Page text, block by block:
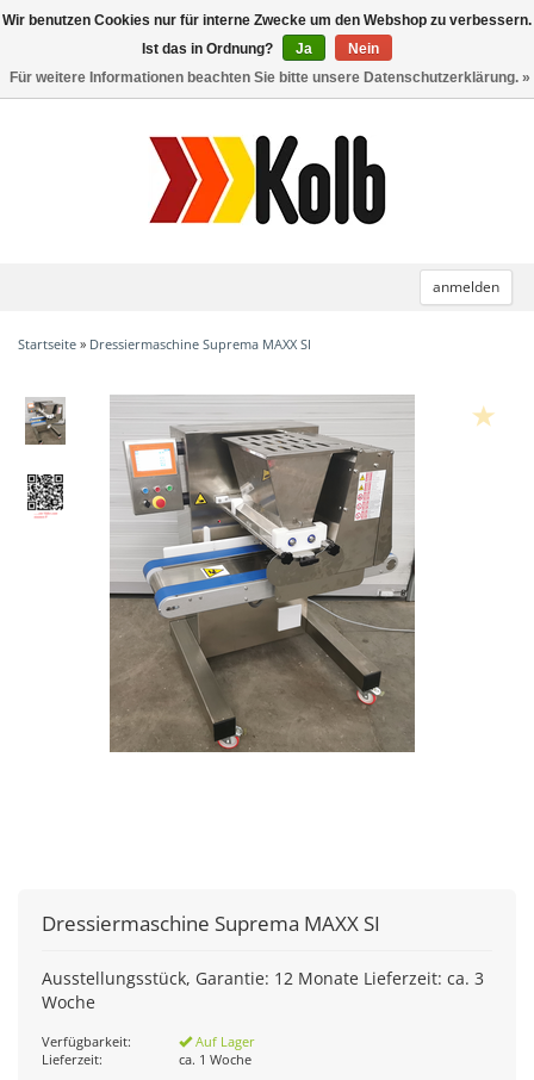
anmelden
Toggle
Startseite » Dressiermaschine Suprema MAXX SI
Dressiermaschine Suprema MAXX SI
Ausstellungsstück, Garantie: 12 Monate Lieferzeit: ca. 3
Woche
Verfügbarkeit:
Auf Lager
Lieferzeit:
ca. 1 Woche
Wir benutzen Cookies nur für interne Zwecke um den Webshop zu verbessern.
Ist das in Ordnung?
Ja
Nein
Für weitere Informationen beachten Sie bitte unsere Datenschutzerklärung. »